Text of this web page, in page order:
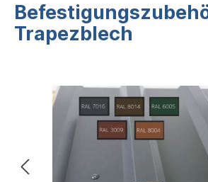
Trapezblech
Bildergalerie überspringen